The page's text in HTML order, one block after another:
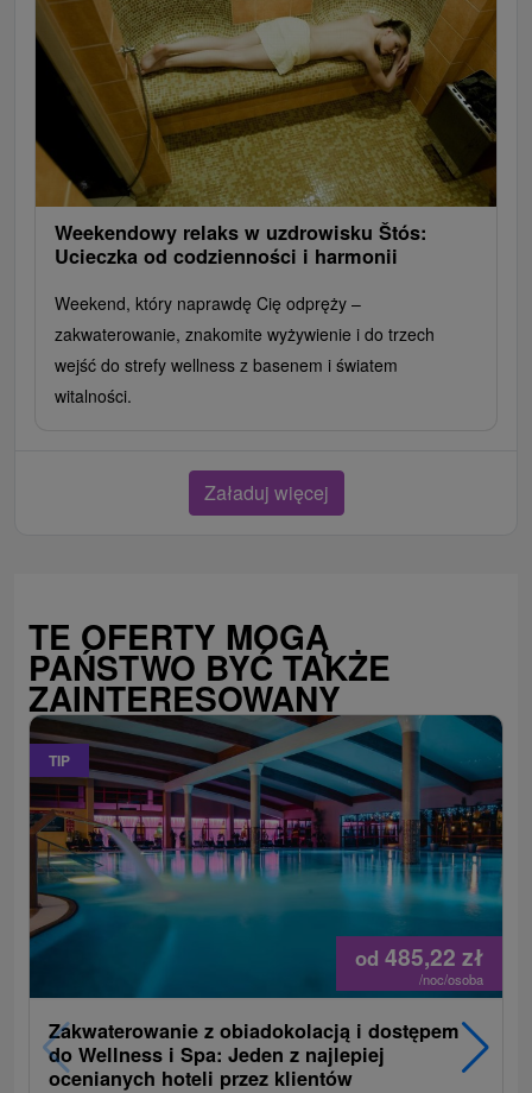
Weekendowy relaks w uzdrowisku Štós:
Ucieczka od codzienności i harmonii
Weekend, który naprawdę Cię odpręży –
zakwaterowanie, znakomite wyżywienie i do trzech
wejść do strefy wellness z basenem i światem
witalności.
Załaduj więcej
TE OFERTY MOGĄ
PAŃSTWO BYĆ TAKŻE
ZAINTERESOWANY
TIP
od 485,22 zł
/noc/osoba
Zakwaterowanie z obiadokolacją i dostępem
do Wellness i Spa: Jeden z najlepiej
ocenianych hoteli przez klientów